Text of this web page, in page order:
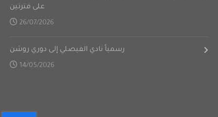
على فترتين
26/07/2026
رسمياً نادي الفيصلي إلى دوري روشن
14/05/2026